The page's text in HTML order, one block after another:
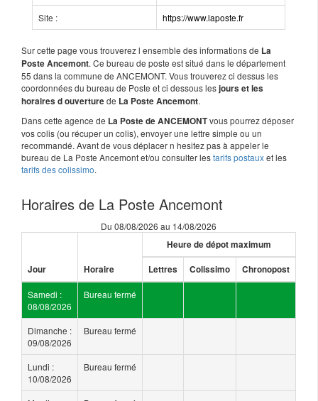
Site : https://www.laposte.fr
Sur cette page vous trouverez l ensemble des informations de La
Poste Ancemont. Ce bureau de poste est situé dans le département
55 dans la commune de ANCEMONT. Vous trouverez ci dessus les
coordonnées du bureau de Poste et ci dessous lesjours et les
horaires d ouverturede La Poste Ancemont.
Dans cette agence de La Poste de ANCEMONTvous pourrez déposer
vos colis (ou récuper un colis), envoyer une lettre simple ou un
recommandé. Avant de vous déplacer n hesitez pas à appeler le
bureau de La Poste Ancemont et/ou consulter lestarifs postauxet les
tarifs des colissimo.
Horaires de La Poste Ancemont
Du 08/08/2026 au 14/08/2026
Jour Horaire
Heure de dépot maximum
Lettres Colissimo Chronopost
Samedi :
08/08/2026
Bureau fermé
Dimanche :
09/08/2026
Bureau fermé
Lundi :
10/08/2026
Bureau fermé